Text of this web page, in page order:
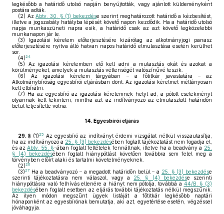
legkésőbb a határidő utolsó napján benyújtották, vagy ajánlott küldeményként
postára adták.
(2) AzAbtv. 30. § (1) bekezdése szerint meghatározott határidő a kézbesítést,
illetve a jogszabály hatályba lépését követő napon kezdődik. Ha a határidő utolsó
napja munkaszüneti napra esik, a határidő csak az azt követő legközelebbi
munkanapon jár le.
(3) Igazolási kérelem előterjesztésére kizárólag az alkotmányjogi panasz
előterjesztésére nyitva álló hatvan napos határidő elmulasztása esetén kerülhet
sor.
(4)24
(5) Az igazolási kérelemben elő kell adni a mulasztás okát és azokat a
körülményeket, amelyek a mulasztás vétlenségét valószínűvé teszik.
(6) Az igazolási kérelem tárgyában – a főtitkár javaslatára – az
Alkotmánybíróság egyesbírói eljárásban dönt. Az igazolási kérelmet méltányosan
kell elbírálni.
(7) Ha az egyesbíró az igazolási kérelemnek helyt ad, a pótolt cselekményt
olyannak kell tekinteni, mintha azt az indítványozó az elmulasztott határidőn
belül teljesítette volna.
14. Egyesbírói eljárás
29. § (1)25 Az egyesbíró az indítványt érdemi vizsgálat nélkül visszautasítja,
ha az indítványozó a 25. § (3) bekezdésében foglalt tájékoztatást nem fogadja el,
és azAbtv. 55. §-ában foglalt feltételek fennállnak, illetve ha a beadvány a 25.
§ (4) bekezdésében foglalt hiánypótlást követően továbbra sem felel meg a
törvényben előírt alaki és tartalmi követelményeknek.
(2)26
(3)27 Ha a beadványozó – a megadott határidőn belül – a 25. § (3) bekezdése
szerinti tájékoztatásra nem válaszol, vagy a 25. § (4) bekezdése szerinti
hiánypótlásra való felhívás ellenére a hiányt nem pótolja, továbbá a 44/B. § (3)
bekezdésében foglalt esetben az eljárás további tájékoztatás nélkül megszűnik.
Az ilyen módon megszűnt ügyek listáját a főtitkár legkésőbb naptári
hónaponként az egyesbírónak bemutatja, aki azt, egyetértése esetén, végzéssel
jóváhagyja.